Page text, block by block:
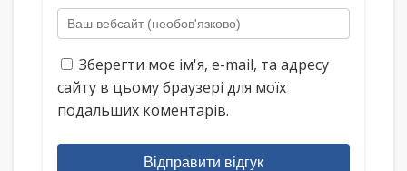
Зберегти моє ім'я, e-mail, та адресу
сайту в цьому браузері для моїх
подальших коментарів.
Відправити відгук